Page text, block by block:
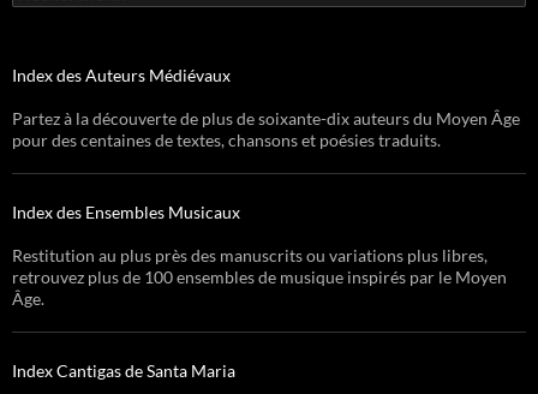
Index des Auteurs Médiévaux
Partez à la découverte de plus de soixante-dix auteurs du Moyen Âge
pour des centaines de textes, chansons et poésies traduits.
Index des Ensembles Musicaux
Restitution au plus près des manuscrits ou variations plus libres,
retrouvez plus de 100 ensembles de musique inspirés par le Moyen
Âge.
Index Cantigas de Santa Maria